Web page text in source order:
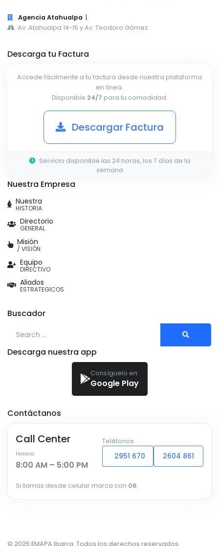
Agencia Atahualpa |
Av. Atahualpa 14-15 y Av. Teodoro Gómez
Descarga tu Factura
Accede fácilmente a tu factura desde nuestra plataforma
en línea.
Disponible 24/7 para tu comodidad.
Descargar Factura
Servicio disponible las 24 horas, los 7 días de la
semana
Nuestra Empresa
Nuestra
HISTORIA
Directorio
GENERAL
Misión
/ VISIÓN
Equipo
DIRECTIVO
Aliados
ESTRATEGICOS
Buscador
Descarga nuestra app
Consíguelo en
Google Play
Contáctanos
Call Center
Horario
8:00 AM – 5:00 PM
Teléfonos
2951 670 2604 861
Si llamas desde celular marca con 06.
© 2025 EMAPA Ibarra. Todos los derechos reservados.